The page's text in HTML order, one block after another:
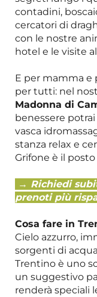
contadini,
cercatori di
con le nostre
hotel e le visite
E per mamma e
per tutti: nel
Madonna di
benessere
vasca
stanza relax e
Grifone è il
→ Richiedi
prenoti più
Cosa fare in
Cielo azzurro,
sorgenti di
Trentino è uno
un suggestivo
renderà speciali